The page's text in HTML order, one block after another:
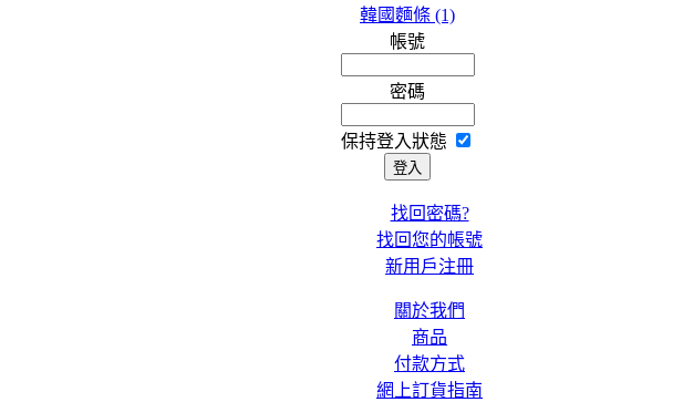
$31.00
韓國醬油牛肉
KCF017
$30.00
KCF008
$21.00
香辣鱈魚湯 (400g)
KCF004
$31.00
韓國麵條 (1)
帳號
密碼
保持登入狀態
找回密碼?
找回您的帳號
新用戶注冊
關於我們
商品
付款方式
網上訂貨指南